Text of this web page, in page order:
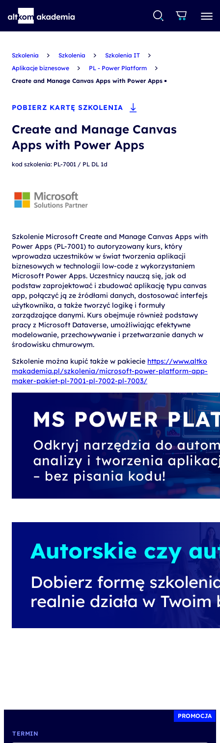
Szkolenia Szkolenia
Szkolenia IT
Aplikacje biznesowe
PL - Power Platform
Create and Manage Canvas Apps with Power Apps
POBIERZ KARTĘ SZKOLENIA
Create and Manage Canvas
Apps with Power Apps
kod szkolenia: PL-7001 / PL DL 1d
Szkolenie Microsoft Create and Manage Canvas Apps with
Power Apps (PL-7001) to autoryzowany kurs, który
wprowadza uczestników w świat tworzenia aplikacji
biznesowych w technologii low-code z wykorzystaniem
Microsoft Power Apps. Uczestnicy nauczą się, jak od
podstaw zaprojektować i zbudować aplikację typu canvas
app, połączyć ją ze źródłami danych, dostosować interfejs
użytkownika, a także tworzyć logikę i formuły
zarządzające danymi. Kurs obejmuje również podstawy
pracy z Microsoft Dataverse, umożliwiając efektywne
modelowanie, przechowywanie i przetwarzanie danych w
środowisku chmurowym.
Szkolenie można kupić także w pakiecie https://www.altko
makademia.pl/szkolenia/microsoft-power-platform-app-
maker-pakiet-pl-7001-pl-7002-pl-7003/
PROMOCJA
TERMIN